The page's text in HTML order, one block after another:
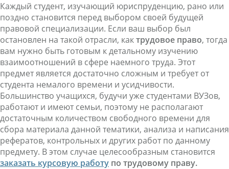
Каждый студент, изучающий юриспруденцию, рано или
поздно становится перед выбором своей будущей
правовой специализации. Если ваш выбор был
остановлен на такой отрасли, кактрудовое право, тогда
вам нужно быть готовым к детальному изучению
взаимоотношений в сфере наемного труда. Этот
предмет является достаточно сложным и требует от
студента немалого времени и усидчивости.
Большинство учащихся, будучи уже студентами ВУЗов,
работают и имеют семьи, поэтому не располагают
достаточным количеством свободного времени для
сбора материала данной тематики, анализа и написания
рефератов, контрольных и других работ по данному
предмету. В этом случае целесообразным становится
заказать курсовую работу по трудовому праву.